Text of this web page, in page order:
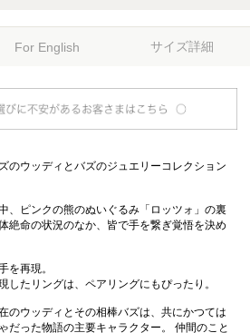
For English サイズ詳細
のウッディとバズのジュエリーコレクション
、ピンクの熊のぬいぐるみ「ロッツォ」の裏
絶命の状況のなか、皆で手を繋ぎ覚悟を決め
を再現。
したリングは、ペアリングにもぴったり。
のウッディとその相棒バズは、共にかつては
だった物語の主要キャラクター。 仲間のこと